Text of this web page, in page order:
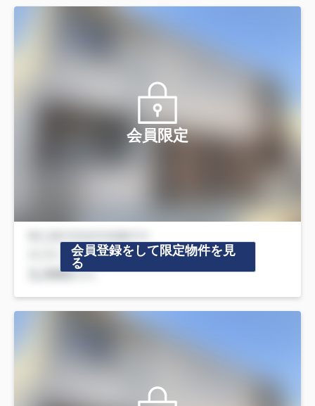
会員限定
会員登録をして限定物件を見
る